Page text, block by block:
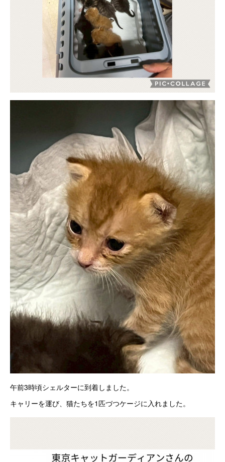
午前3時頃シェルターに到着しました。
キャリーを運び、猫たちを1匹づつケージに入れました。